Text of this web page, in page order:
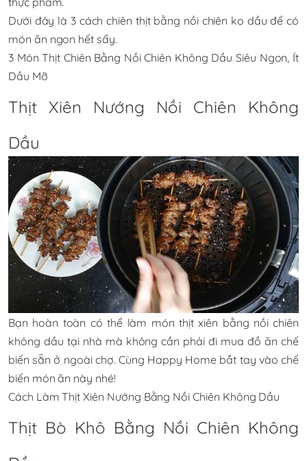
Dưới đây là 3 cách chiên thịt bằng nồi chiên ko dầu để có
món ăn ngon hết sẩy.
3 Món Thịt Chiên Bằng Nồi Chiên Không Dầu Siêu Ngon, Ít
Dầu Mỡ
Thịt Xiên Nướng Nồi Chiên Không
Dầu
Bạn hoàn toàn có thể làm món thịt xiên bằng nồi chiên
không dầu tại nhà mà không cần phải đi mua đồ ăn chế
biến sẵn ở ngoài chợ. Cùng Happy Home bắt tay vào chế
biến món ăn này nhé!
Cách Làm Thịt Xiên Nướng Bằng Nồi Chiên Không Dầu
Thịt Bò Khô Bằng Nồi Chiên Không